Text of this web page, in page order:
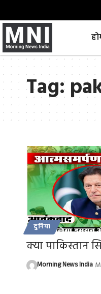
Tag:
दुनिया
क्या पाकिस्तान
Morning News India